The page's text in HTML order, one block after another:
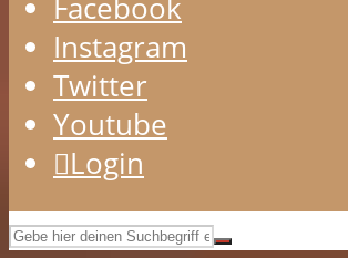
Facebook
Instagram
Twitter
Youtube
Login